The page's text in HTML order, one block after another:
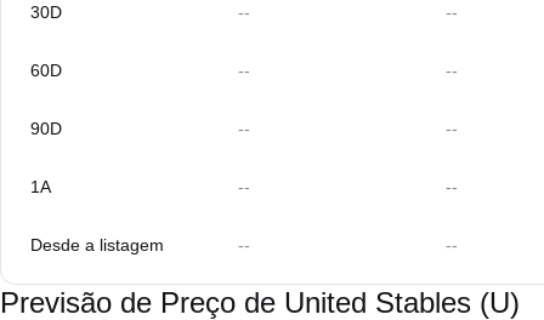
30D -- --
60D -- --
90D -- --
1A -- --
Desde a listagem -- --
Previsão de Preço de United Stables (U)